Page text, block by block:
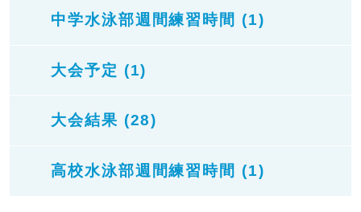
中学水泳部週間練習時間 (1)
大会予定 (1)
大会結果 (28)
高校水泳部週間練習時間 (1)